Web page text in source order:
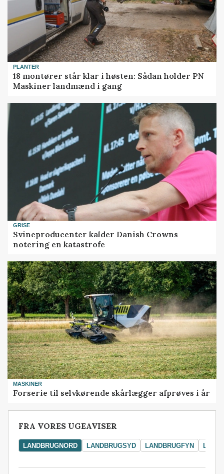
PLANTER
18 montører står klar i høsten: Sådan holder PN
Maskiner landmænd i gang
GRISE
Svineproducenter kalder Danish Crowns
notering en katastrofe
MASKINER
Forserie til selvkørende skårlægger afprøves i år
FRA VORES UGEAVISER
LANDBRUGNORD LANDBRUGSYD LANDBRUGFYN